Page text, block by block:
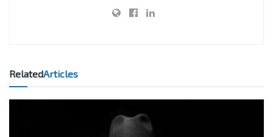
RelatedArticles